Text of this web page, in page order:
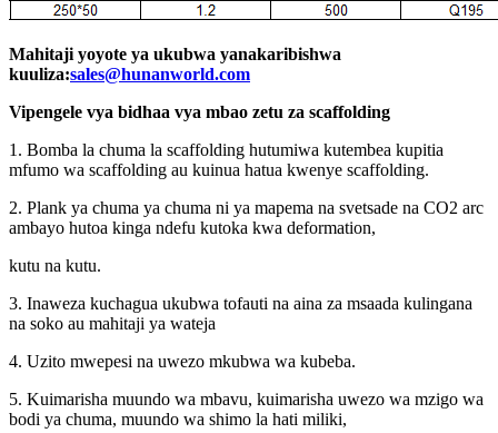
Mahitaji yoyote ya ukubwa yanakaribishwa
kuuliza:sales@hunanworld.com
Vipengele vya bidhaa vya mbao zetu za scaffolding
1. Bomba la chuma la scaffolding hutumiwa kutembea kupitia
mfumo wa scaffolding au kuinua hatua kwenye scaffolding.
2. Plank ya chuma ya chuma ni ya mapema na svetsade na CO2 arc
ambayo hutoa kinga ndefu kutoka kwa deformation,
kutu na kutu.
3. Inaweza kuchagua ukubwa tofauti na aina za msaada kulingana
na soko au mahitaji ya wateja
4. Uzito mwepesi na uwezo mkubwa wa kubeba.
5. Kuimarisha muundo wa mbavu, kuimarisha uwezo wa mzigo wa
bodi ya chuma, muundo wa shimo la hati miliki,